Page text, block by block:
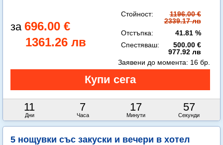
696.00 €
1361.26 лв
Стойност:
1196.00 €
2339.17 лв
Отстъпка:
41.81 %
Спестяваш:
500.00 €
977.92 лв
11
Дни
7
Часа
17
Минути
56
Секунди
Заявени до момента: 16 бр.
5 нощувки със закуски и вечери в хотел